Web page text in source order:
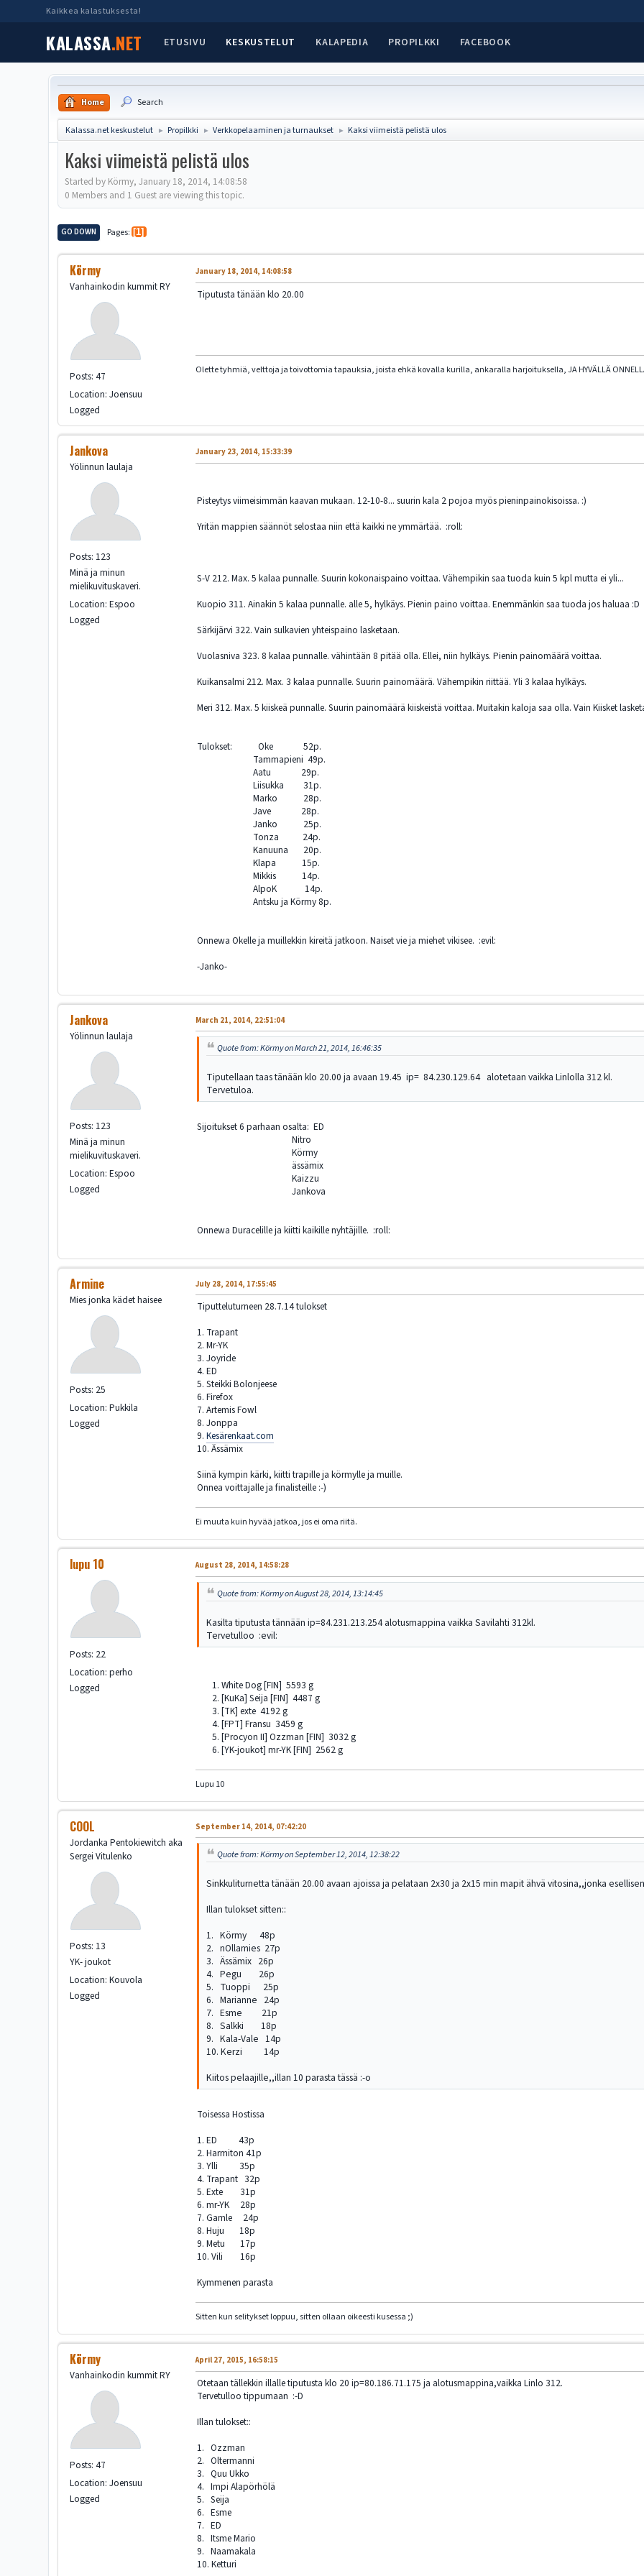
Kaikkea kalastuksesta!
KALASSA.NET ETUSIVU KESKUSTELUT KALAPEDIA PROPILKKI FACEBOOK
Home Search
Kalassa.net keskustelut ► Propilkki ► Verkkopelaaminen ja turnaukset ► Kaksi viimeistä pelistä ulos
Kaksi viimeistä pelistä ulos
Started by Körmy, January 18, 2014, 14:08:58
0 Members and 1 Guest are viewing this topic.
GO DOWN Pages 1
Körmy
Vanhainkodin kummit RY
Posts: 47
Location: Joensuu
Logged
January 18, 2014, 14:08:58
Tiputusta tänään klo 20.00
Olette tyhmiä, velttoja ja toivottomia tapauksia, joista ehkä kovalla kurilla, ankaralla harjoituksella, JA HYVÄLLÄ
Jankova
Yölinnun laulaja
Posts: 123
Minä ja minun
mielikuvituskaveri.
Location: Espoo
Logged
January 23, 2014, 15:33:39
Pisteytys viimeisimmän kaavan mukaan. 12-10-8... suurin kala 2 pojoa myös pieninpainokisoissa. :)
Yritän mappien säännöt selostaa niin että kaikki ne ymmärtää. :roll:
S-V 212. Max. 5 kalaa punnalle. Suurin kokonaispaino voittaa. Vähempikin saa tuoda kuin 5 kpl mutta ei yli...
Kuopio 311. Ainakin 5 kalaa punnalle. alle 5, hylkäys. Pienin paino voittaa. Enemmänkin saa tuoda jos haluaa :D
Särkijärvi 322. Vain sulkavien yhteispaino lasketaan.
Vuolasniva 323. 8 kalaa punnalle. vähintään 8 pitää olla. Ellei, niin hylkäys. Pienin painomäärä voittaa.
Kuikansalmi 212. Max. 3 kalaa punnalle. Suurin painomäärä. Vähempikin riittää. Yli 3 kalaa hylkäys.
Meri 312. Max. 5 kiiskeä punnalle. Suurin painomäärä kiiskeistä voittaa. Muitakin kaloja saa olla. Vain Kiisket
Tulokset: Oke 52p.
Tammapieni 49p.
Aatu 29p.
Liisukka 31p.
Marko 28p.
Jave 28p.
Janko 25p.
Tonza 24p.
Kanuuna 20p.
Klapa 15p.
Mikkis 14p.
AlpoK 14p.
Antsku ja Körmy 8p.
Onnewa Okelle ja muillekkin kireitä jatkoon. Naiset vie ja miehet vikisee. :evil:
-Janko-
Jankova
Yölinnun laulaja
Posts: 123
Minä ja minun
mielikuvituskaveri.
Location: Espoo
Logged
March 21, 2014, 22:51:04
Quote from: Körmy on March 21, 2014, 16:46:35
Tiputellaan taas tänään klo 20.00 ja avaan 19.45 ip= 84.230.129.64 alotetaan vaikka Linlolla 312 kl.
Tervetuloa.
Sijoitukset 6 parhaan osalta: ED
Nitro
Körmy
ässämix
Kaizzu
Jankova
Onnewa Duracelille ja kiitti kaikille nyhtäjille. :roll:
Armine
Mies jonka kädet haisee
Posts: 25
Location: Pukkila
Logged
July 28, 2014, 17:55:45
Tiputteluturneen 28.7.14 tulokset
1. Trapant
2. Mr-YK
3. Joyride
4. ED
5. Steikki Bolonjeese
6. Firefox
7. Artemis Fowl
8. Jonppa
9.Kesärenkaat.com
10. Ässämix
Siinä kympin kärki, kiitti trapille ja körmylle ja muille.
Onnea voittajalle ja finalisteille :-)
Ei muuta kuin hyvää jatkoa, jos ei oma riitä.
lupu 10
Posts: 22
Location: perho
Logged
August 28, 2014, 14:58:28
Quote from: Körmy on August 28, 2014, 13:14:45
Kasilta tiputusta tännään ip=84.231.213.254 alotusmappina vaikka Savilahti 312kl.
Tervetulloo :evil:
1. White Dog [FIN] 5593 g
2. [KuKa] Seija [FIN] 4487 g
3. [TK] exte 4192 g
4. [FPT] Fransu 3459 g
5. [Procyon II] Ozzman [FIN] 3032 g
6. [YK-joukot] mr-YK [FIN] 2562 g
Lupu 10
COOL
Jordanka Pentokiewitch aka
Sergei Vitulenko
Posts: 13
YK- joukot
Location: Kouvola
Logged
September 14, 2014, 07:42:20
Quote from: Körmy on September 12, 2014, 12:38:22
Sinkkuliturnetta tänään 20.00 avaan ajoissa ja pelataan 2x30 ja 2x15 min mapit ähvä vitosina,,jonka
Illan tulokset sitten::
1. Körmy 48p
2. nOllamies 27p
3. Ässämix 26p
4. Pegu 26p
5. Tuoppi 25p
6. Marianne 24p
7. Esme 21p
8. Salkki 18p
9. Kala-Vale 14p
10. Kerzi 14p
Kiitos pelaajille,,illan 10 parasta tässä :-o
Toisessa Hostissa
1. ED 43p
2. Harmiton 41p
3. Ylli 35p
4. Trapant 32p
5. Exte 31p
6. mr-YK 28p
7. Gamle 24p
8. Huju 18p
9. Metu 17p
10. Vili 16p
Kymmenen parasta
Sitten kun selitykset loppuu, sitten ollaan oikeesti kusessa ;)
Körmy
Vanhainkodin kummit RY
Posts: 47
Location: Joensuu
Logged
April 27, 2015, 16:58:15
Otetaan tällekkin illalle tiputusta klo 20 ip=80.186.71.175 ja alotusmappina,vaikka Linlo 312.
Tervetulloo tippumaan :-D
Illan tulokset::
1. Ozzman
2. Oltermanni
3. Quu Ukko
4. Impi Alapörhölä
5. Seija
6. Esme
7. ED
8. Itsme Mario
9. Naamakala
10. Ketturi